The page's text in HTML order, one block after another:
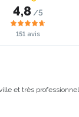
4,8 /5
151 avis
et très professionnel